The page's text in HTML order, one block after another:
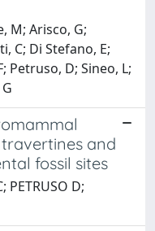
M; Arisco, G;
C; Di Stefano, E;
Petruso, D; Sineo, L;
and
fossil sites
PETRUSO D;